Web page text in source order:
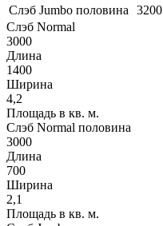
Слэб Jumbo половина
3200
Слэб Normal
3000
Длина
1400
Ширина
4,2
Площадь в кв. м.
Слэб Normal половина
3000
Длина
700
Ширина
2,1
Площадь в кв. м.